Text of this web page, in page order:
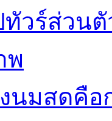
ทัวร์ส่วน
พ
นมสดคือ